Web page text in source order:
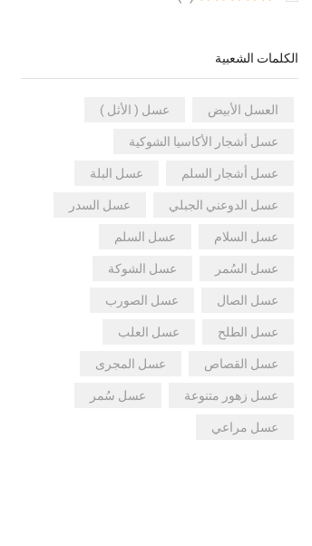
الكلمات الشعبية
العسل الأبيض عسل ( الأثل )
عسل أشجار الأكاسيا الشوكية
عسل أشجار السلم عسل البلة
عسل الدوعني الجبلي عسل السدر
عسل السلام عسل السلم
عسل السُمر عسل الشوكة
عسل الصال عسل الصورب
عسل الطلح عسل العلب
عسل القصاص عسل المجرى
عسل زهور متنوعة عسل سُمر
عسل مراعي